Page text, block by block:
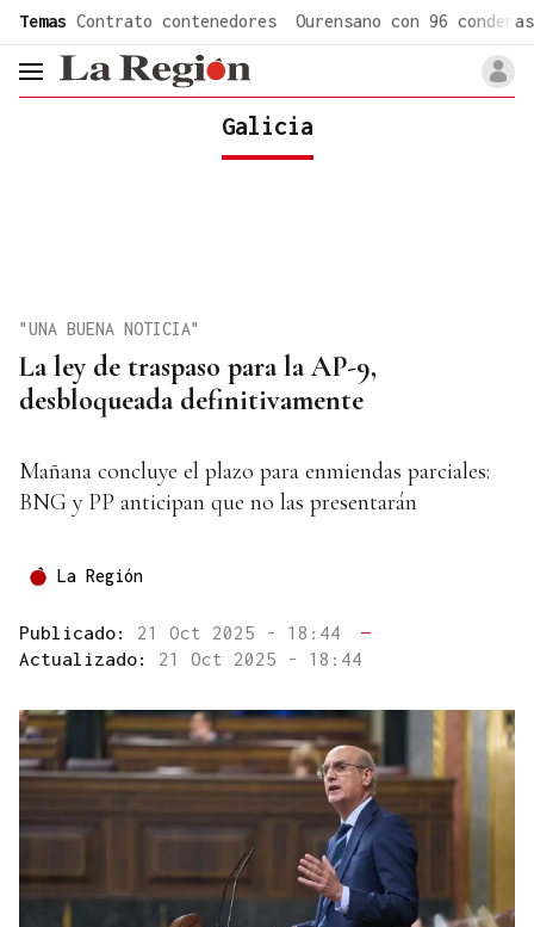
Temas Contrato contenedores Ourensano con 96 condenas
header.menu.open
Galicia
La ley de traspaso para la AP-9,
desbloqueada definitivamente
"UNA BUENA NOTICIA"
Mañana concluye el plazo para enmiendas parciales:
BNG y PP anticipan que no las presentarán
La Región
Publicado: 21 Oct 2025 - 18:44
—
Actualizado: 21 Oct 2025 - 18:44